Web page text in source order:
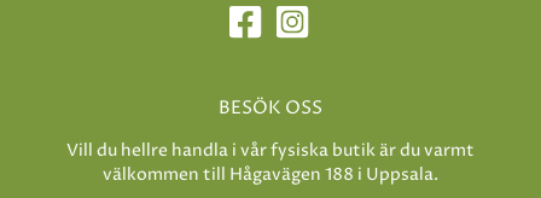
BESÖK OSS
Vill du hellre handla i vår fysiska butik är du varmt
välkommen till Hågavägen 188 i Uppsala.